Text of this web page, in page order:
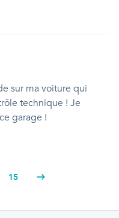
sur ma voiture qui
technique ! Je
garage !
15